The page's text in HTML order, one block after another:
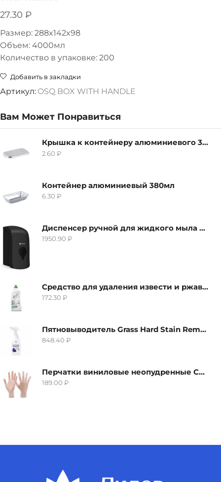
27.30 ₽
Размер: 288x142x98
Объем: 4000мл
Количество в упаковке: 200
Добавить в закладки
Артикул: OSQ BOX WITH HANDLE
Вам Может Понравиться
Крышка к контейнеру алюминиевого 380мл
2.60 ₽
Контейнер алюминиевый 380мл
6.30 ₽
Диспенсер ручной для жидкого мыла Grass IT-0638, черный
1950.90 ₽
Средство для удаления извести и ржавчины Grass Gloss-Gel, 500мл
172.30 ₽
Пятновыводитель Grass Hard Stain Remover, 600мл
848.40 ₽
Перчатки виниловые неопудренные CTP-BS, размер S
189.00 ₽